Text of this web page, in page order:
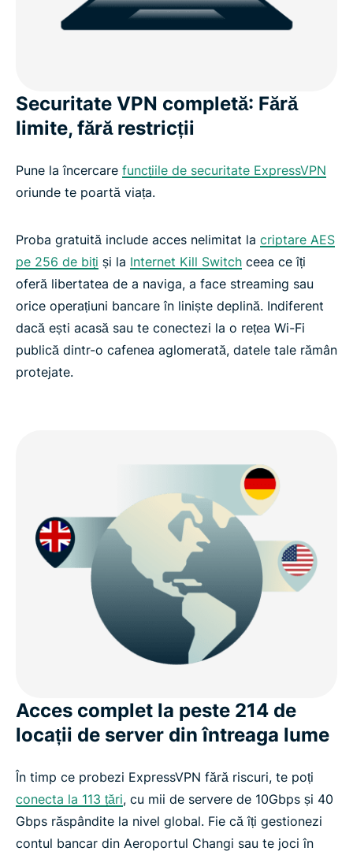
În timpul și după perioada de testare: La ce să te
De încredere pentru milioane de utilizatori din
Întrebări frecvente: Despre perioada de probă
Începe perioada de probă ExpressVPN chiar azi:
30 de zile, 100% fără obligații
Securitate VPN completă: Fără
limite, fără restricții
Pune la încercare funcțiile de securitate ExpressVPN
oriunde te poartă viața.
Proba gratuită include acces nelimitat la criptare AES
pe 256 de biți și la Internet Kill Switch ceea ce îți
oferă libertatea de a naviga, a face streaming sau
orice operațiuni bancare în liniște deplină. Indiferent
dacă ești acasă sau te conectezi la o rețea Wi-Fi
publică dintr-o cafenea aglomerată, datele tale rămân
protejate.
Acces complet la peste 214 de
locații de server din întreaga lume
În timp ce probezi ExpressVPN fără riscuri, te poți
conecta la 113 țări, cu mii de servere de 10Gbps și 40
Gbps răspândite la nivel global. Fie că îți gestionezi
contul bancar din Aeroportul Changi sau te joci în